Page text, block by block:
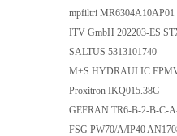
mpfiltri MR6304A10AP01
ITV GmbH 202203-ES
SALTUS 5313101740
M+S HYDRAULIC
Proxitron IKQ015.38G
GEFRAN TR6-B-2-B-C-
FSG PW70/A/IP40